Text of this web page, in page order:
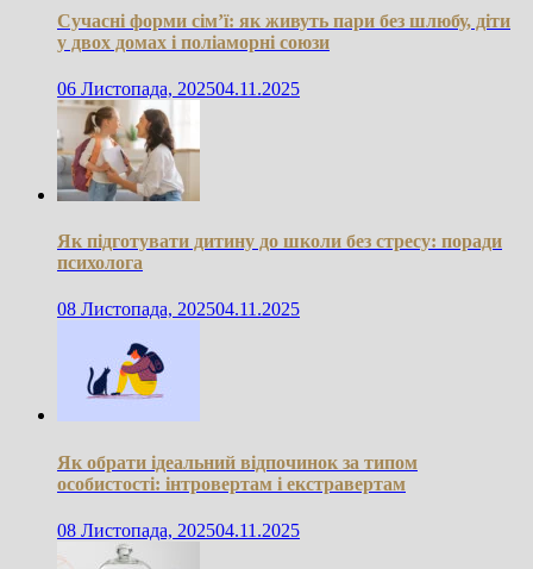
Сучасні форми сім’ї: як живуть пари без шлюбу, діти
у двох домах і поліаморні союзи
06 Листопада, 202504.11.2025
Як підготувати дитину до школи без стресу: поради
психолога
08 Листопада, 202504.11.2025
Як обрати ідеальний відпочинок за типом
особистості: інтровертам і екстравертам
08 Листопада, 202504.11.2025